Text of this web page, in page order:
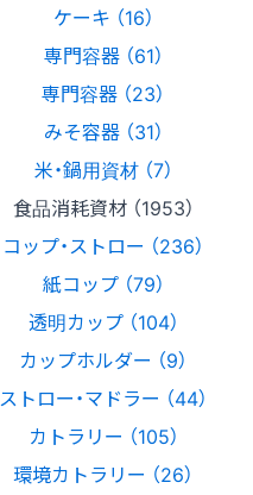
ケーキ （16）
専門容器 （61）
専門容器 （23）
みそ容器 （31）
米・鍋用資材 （7）
食品消耗資材 （1953）
コップ・ストロー （236）
紙コップ （79）
透明カップ （104）
カップホルダー （9）
ストロー・マドラー （44）
カトラリー （105）
環境カトラリー （26）